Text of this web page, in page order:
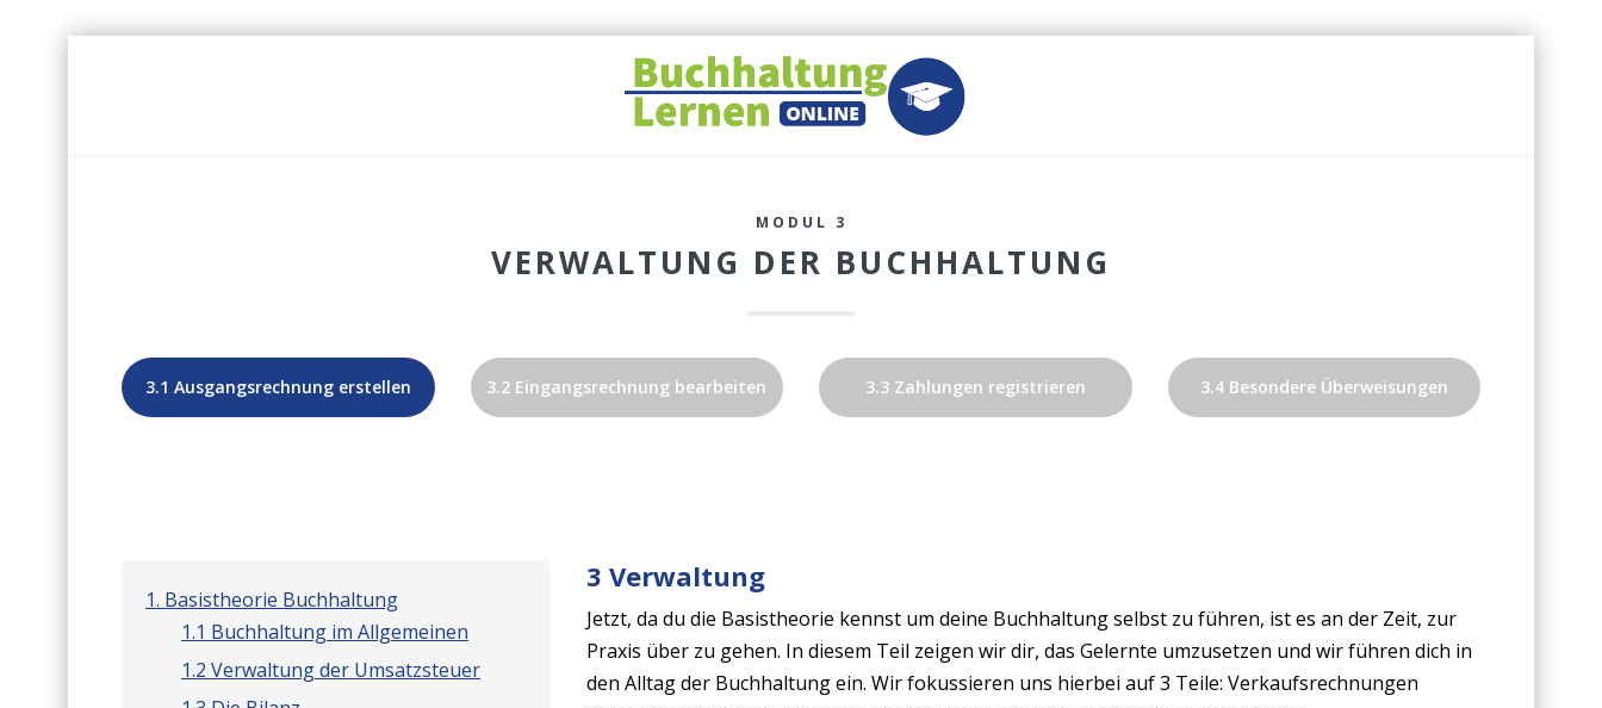
MODUL 3
VERWALTUNG DER BUCHHALTUNG
3.1 Ausgangsrechnung erstellen 3.2 Eingangsrechnung bearbeiten 3.3 Zahlungen registrieren 3.4 Besondere Überweisungen
1. Basistheorie Buchhaltung
1.1 Buchhaltung im Allgemeinen
1.2 Verwaltung der Umsatzsteuer
3 Verwaltung
Jetzt, da du die Basistheorie kennst um deine Buchhaltung selbst zu führen, ist es an der Zeit, zur
Praxis über zu gehen. In diesem Teil zeigen wir dir, das Gelernte umzusetzen und wir führen dich in
den Alltag der Buchhaltung ein. Wir fokussieren uns hierbei auf 3 Teile: Verkaufsrechnungen